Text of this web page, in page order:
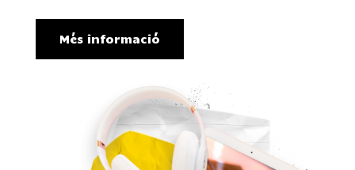
Més informació